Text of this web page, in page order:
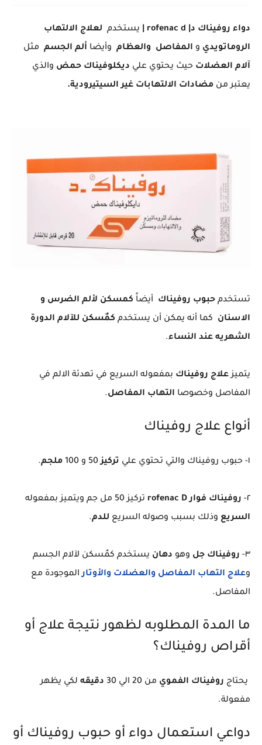
دواء روفيناك د| rofenac d | يستخدم لعلاج الالتهاب
الروماتويدي و المفاصل والعظام وأيضا ألم الجسم مثل
آلام العضلات حيث يحتوي علي ديكلوفيناك حمض والذي
يعتبر من مضادات الالتهابات غير السيتيرودية.
تستخدم حبوب روفيناك أيضاً كمسكن لألم الضرس و
الاسنان كما أنه يمكن أن يستخدم كمٌسكن للآلام الدورة
الشهريه عند النساء.
يتميزعلاج روفيناك بمفعوله السريع في تهدئة الالم في
المفاصل وخصوصا التهاب المفاصل.
أنواع علاج روفيناك
١- حبوب روفيناك والتي تحتوي علي تركيز50 و 100 ملجم.
٢- روفيناك فوار rofenac D
تركيز 50 مل جم ويتميز بمفعوله
السريع وذلك بسبب وصوله السريع للدم.
٣- روفيناك جل وهو دهان يستخدم كمٌسكن لآلام الجسم
وعلاج التهاب المفاصل والعضلات والأوتارالموجودة مع
المفاصل.
ما المدة المطلوبه لظهور نتيجة علاج أو
أقراص روفيناك؟
يحتاج روفيناك الفموي من 20 الي 30 دقيقه لكي يظهر
مفعولة.
دواعي استعمال دواء أو حبوب روفيناك أو